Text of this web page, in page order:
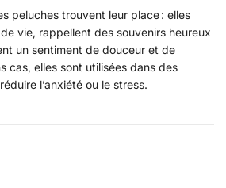
peluches trouvent leur place : elles
vie, rappellent des souvenirs heureux
un sentiment de douceur et de
cas, elles sont utilisées dans des
l’anxiété ou le stress.